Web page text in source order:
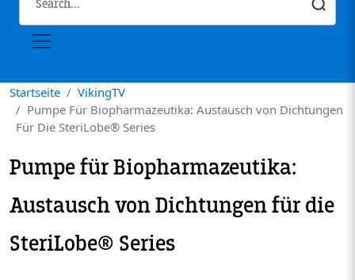
Startseite
VikingTV
Pumpe Für Biopharmazeutika: Austausch von Dichtungen
Für Die SteriLobe­® Series
Pumpe für Biopharmazeutika:
Austausch von Dichtungen für die
SteriLobe­® Series